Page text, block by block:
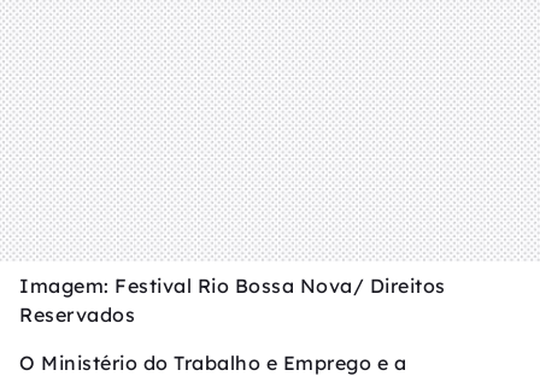
Imagem: Festival Rio Bossa Nova/ Direitos
Reservados
O Ministério do Trabalho e Emprego e a